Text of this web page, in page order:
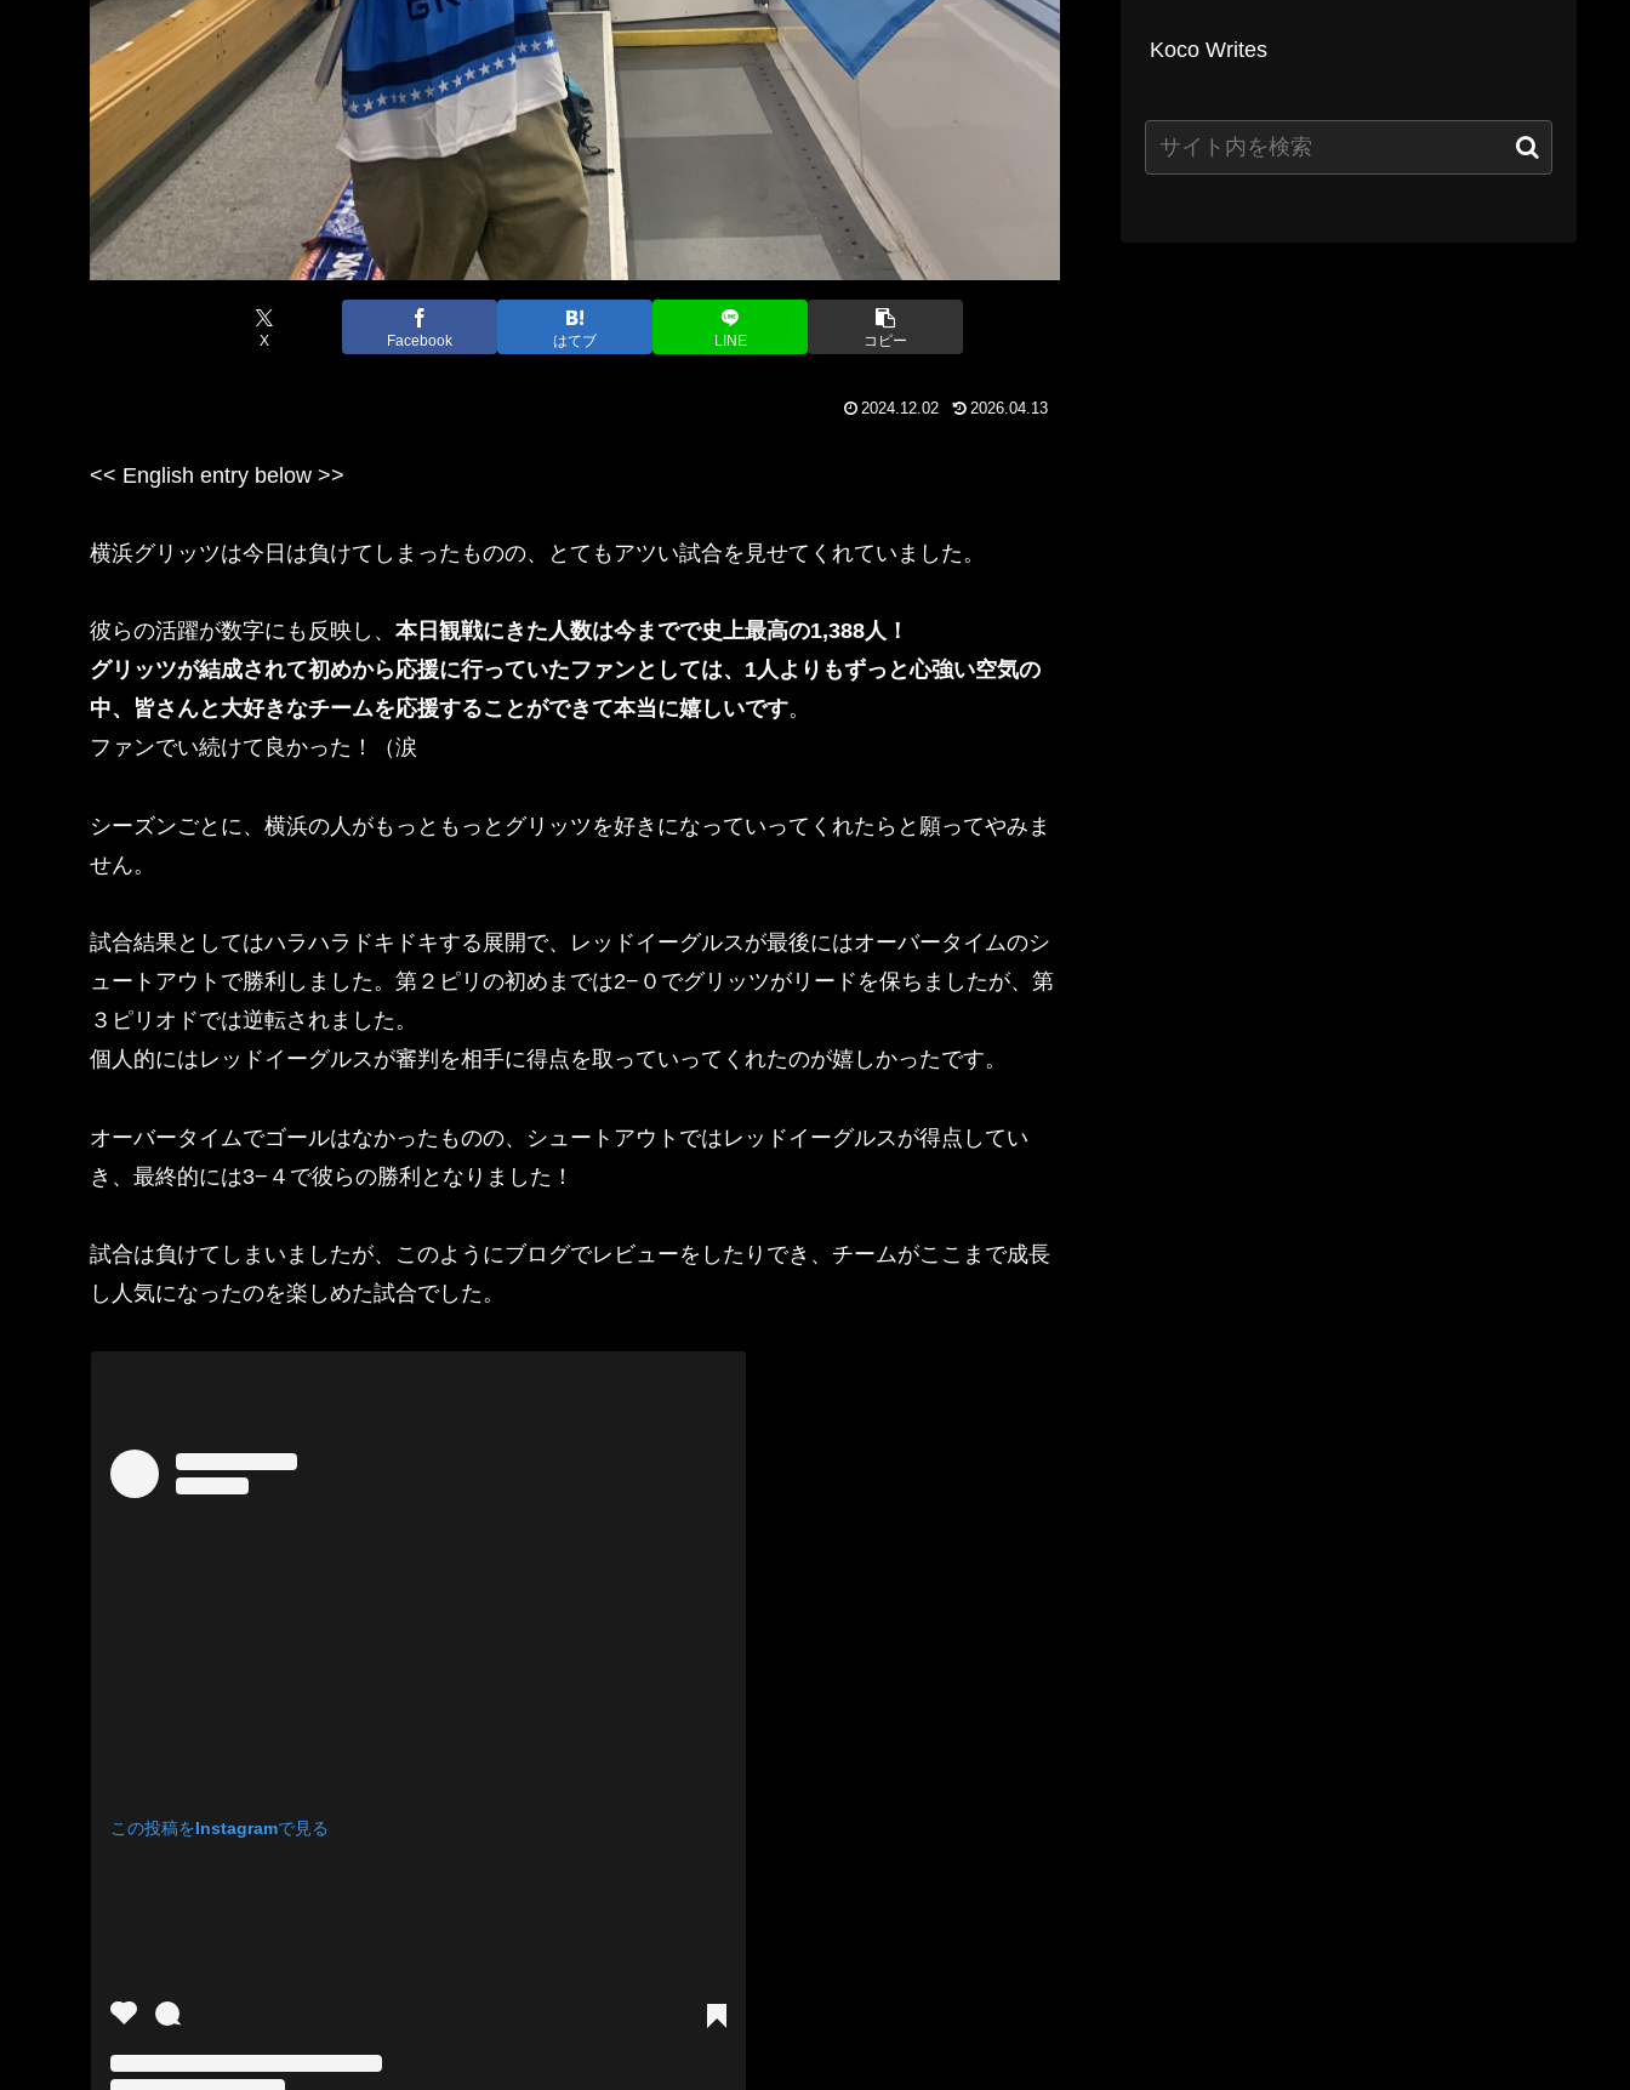
X Facebook はてブ LINE コピー
2024.12.02 2026.04.13
<< English entry below >>
横浜グリッツは今日は負けてしまったものの、とてもアツい試合を見せてくれていました。
彼らの活躍が数字にも反映し、 本日観戦にきた人数は今までで史上最高の1,388人！
グリッツが結成されて初めから応援に行っていたファンとしては、1人よりもずっと心強い空気の
中、皆さんと大好きなチームを応援することができて本当に嬉しいです。
ファンでい続けて良かった！（涙
シーズンごとに、横浜の人がもっともっとグリッツを好きになっていってくれたらと願ってやみま
せん。
試合結果としてはハラハラドキドキする展開で、レッドイーグルスが最後にはオーバータイムのシ
ュートアウトで勝利しました。第２ピリの初めまでは2−０でグリッツがリードを保ちましたが、第
３ピリオドでは逆転されました。
個人的にはレッドイーグルスが審判を相手に得点を取っていってくれたのが嬉しかったです。
オーバータイムでゴールはなかったものの、シュートアウトではレッドイーグルスが得点してい
き、最終的には3−４で彼らの勝利となりました！
試合は負けてしまいましたが、このようにブログでレビューをしたりでき、チームがここまで成長
し人気になったのを楽しめた試合でした。
この投稿をInstagramで見る
Koco Writes